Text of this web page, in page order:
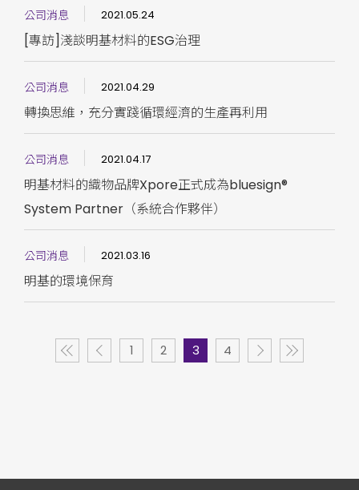
公司消息 2021.05.24
[專訪]淺談明基材料的ESG治理
公司消息 2021.04.29
轉換思維，充分實踐循環經濟的生產再利用
公司消息 2021.04.17
明基材料的織物品牌Xpore正式成為bluesign®
System Partner（系統合作夥伴）
公司消息 2021.03.16
明基的環境保育
1 2 3 4